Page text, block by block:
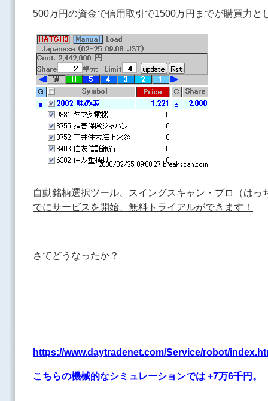
500万円の資金で信用取引で1500万円までが購買力と
自動銘柄選択ツール、スイングスキャン・プロ（はっ
でにサービスを開始、無料トライアルができます！
さてどうなったか？
https://www.daytradenet.com/Service/robot/
こちらの機械的なシミュレーションでは +7万6千円。